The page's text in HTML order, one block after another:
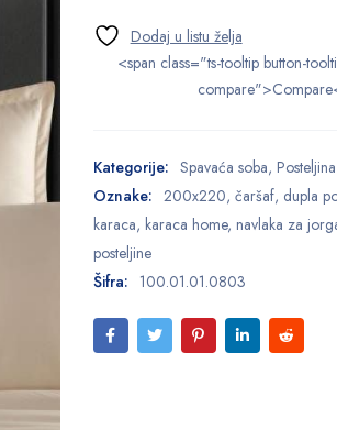
<span class="ts-tooltip button-
Kategorije: Spavaća soba, Posteljina
Oznake: 200x220, čaršaf, dupla
karaca, karaca home, navlaka za
posteljine
Šifra: 100.01.01.0803